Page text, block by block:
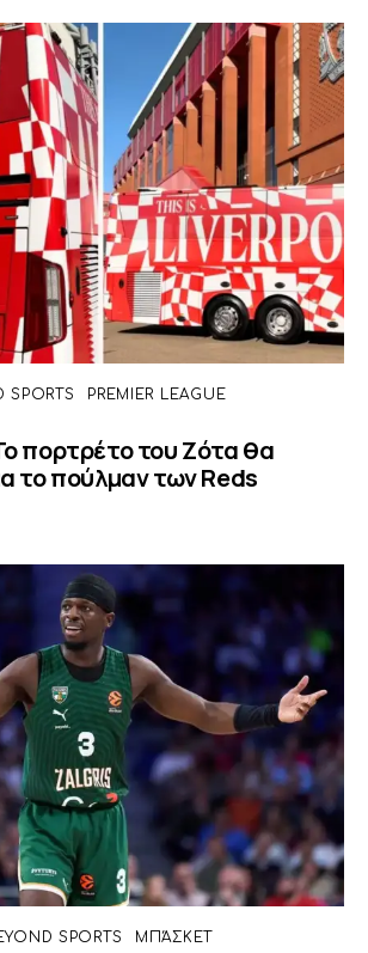
SPORTS
PREMIER LEAGUE
πορτρέτο του Ζότα θα
το πούλμαν των Reds
SPORTS ΜΠΆΣΚΕΤ